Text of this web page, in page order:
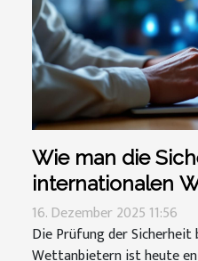
Wie man die
internationalen
prüft?
16. Dezember 2025 11:56
Die Prüfung der
Wettanbietern ist heute